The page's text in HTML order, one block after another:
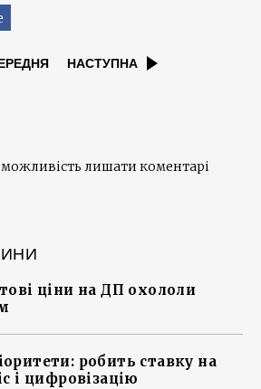
НАСТУПНА
лишати коментарі
ціни на ДП охололи
робить ставку на
і цифровізацію